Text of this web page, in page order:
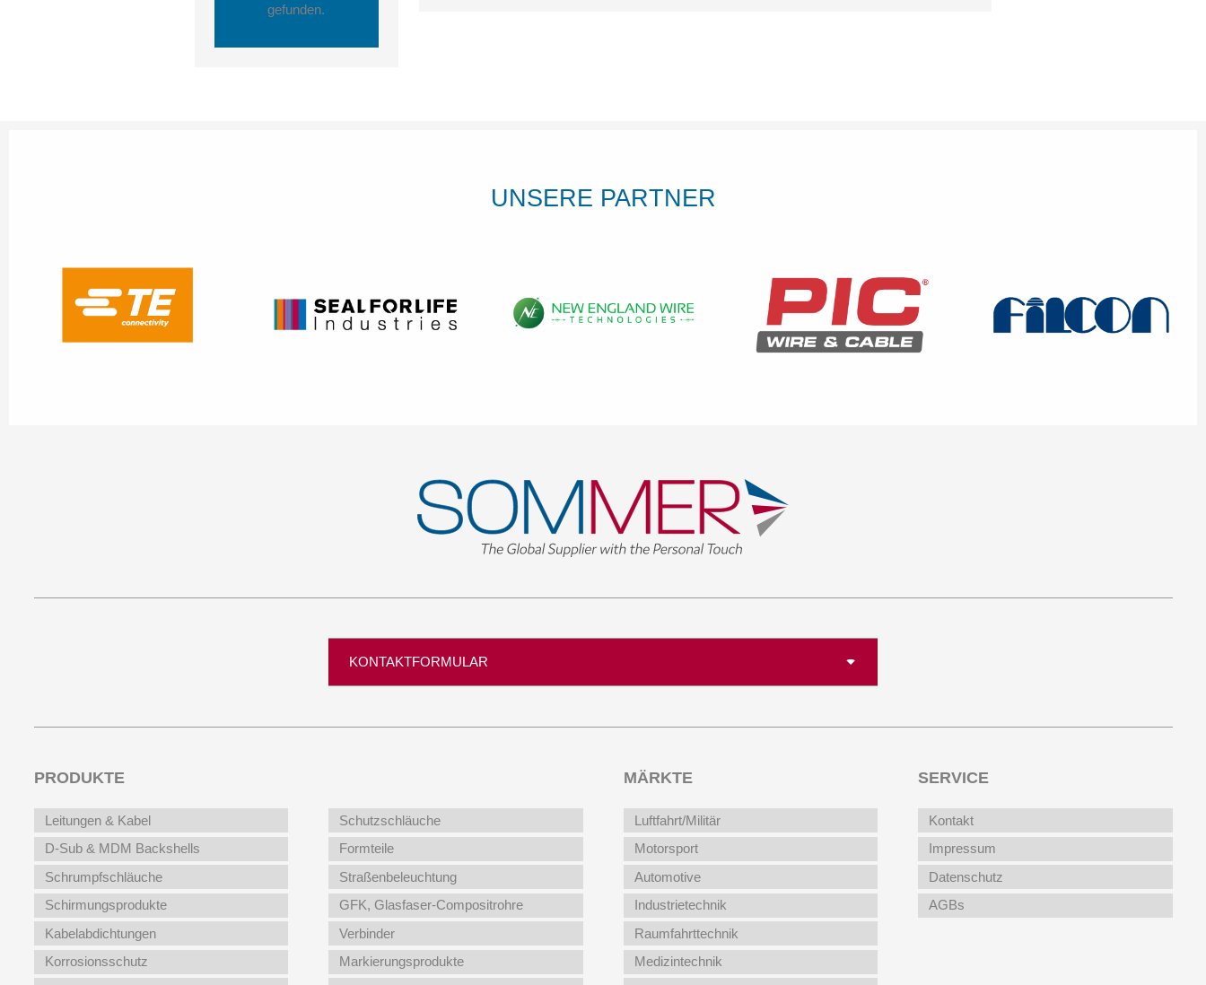
gefunden.
UNSERE PARTNER
KONTAKTFORMULAR
PRODUKTE
Leitungen & Kabel
D-Sub & MDM Backshells
Schrumpfschläuche
Schirmungsprodukte
Kabelabdichtungen
Korrosionsschutz
Schutzschläuche
Formteile
Straßenbeleuchtung
GFK, Glasfaser-Compositrohre
Verbinder
Markierungsprodukte
MÄRKTE
Luftfahrt/Militär
Motorsport
Automotive
Industrietechnik
Raumfahrttechnik
Medizintechnik
SERVICE
Kontakt
Impressum
Datenschutz
AGBs